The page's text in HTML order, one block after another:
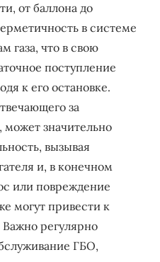
от баллона до
в системе
газа, что в свою
поступление
к его остановке.
за
может значительно
вызывая
и, в конечном
или повреждение
могут привести к
регулярно
ГБО,